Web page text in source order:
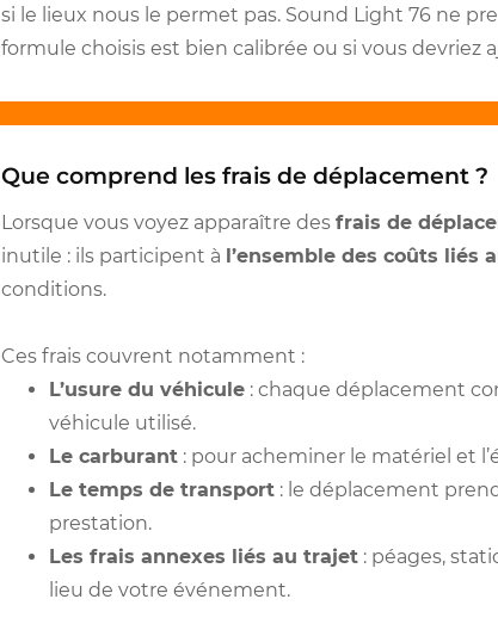
si le lieux nous le permet pas. Sound Light 76 ne
formule choisis est bien calibrée ou si vous devriez
Que comprend les frais de déplacement ?
Lorsque vous voyez apparaître des frais de
inutile : ils participent à l’ensemble des coûts liés
conditions.
Ces frais couvrent notamment :
L’usure du véhicule : chaque déplacement
véhicule utilisé.
Le carburant : pour acheminer le matériel et
Le temps de transport : le déplacement
prestation.
Les frais annexes liés au trajet : péages,
lieu de votre événement.